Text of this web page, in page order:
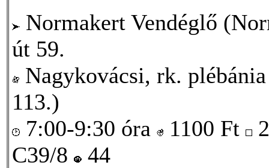
Normakert Vendéglő
út 59.
Nagykovácsi, rk.
113.)
7:00-9:30 óra
1100 Ft
C39/8
44